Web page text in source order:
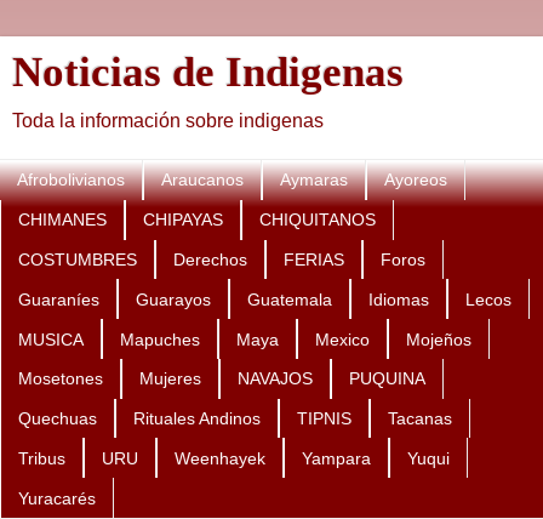
Noticias de Indigenas
Toda la información sobre indigenas
Afrobolivianos Araucanos Aymaras Ayoreos
CHIMANES CHIPAYAS CHIQUITANOS
COSTUMBRES Derechos FERIAS Foros
Guaraníes Guarayos Guatemala Idiomas Lecos
MUSICA Mapuches Maya Mexico Mojeños
Mosetones Mujeres NAVAJOS PUQUINA
Quechuas Rituales Andinos TIPNIS Tacanas
Tribus URU Weenhayek Yampara Yuqui
Yuracarés